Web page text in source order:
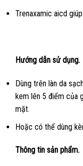
Trenaxamic aicd
Hướng dẫn sử dụng.
Dùng trên làn da
kem lên 5 điểm của
mặt.
Hoặc có thể dùng
Thông tin sản phẩm.